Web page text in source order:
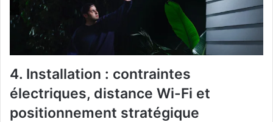
4. Installation : contraintes
électriques, distance Wi-Fi et
positionnement stratégique